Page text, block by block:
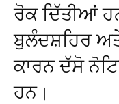
ਰੋਕ ਦਿੱਤੀਆਂ
ਬੁਲੰਦਸ਼ਹਿਰ
ਕਾਰਨ ਦੱਸੋ
ਹਨ।